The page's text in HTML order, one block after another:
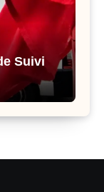
Suivi